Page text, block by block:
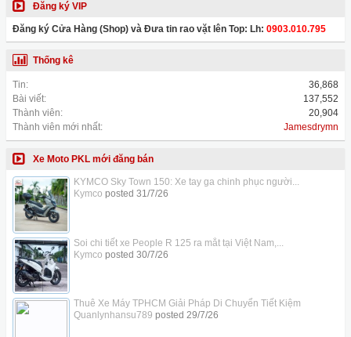
Đăng ký VIP
Đăng ký Cửa Hàng (Shop) và Đưa tin rao vặt lên Top: Lh: 0903.010.795
Thống kê
Tin:
36,868
Bài viết:
137,552
Thành viên:
20,904
Thành viên mới nhất:
Jamesdrymn
Xe Moto PKL mới đăng bán
KYMCO Sky Town 150: Xe tay ga chinh phục người...
Kymco posted 31/7/26
Soi chi tiết xe People R 125 ra mắt tại Việt Nam,...
Kymco posted 30/7/26
Thuê Xe Máy TPHCM Giải Pháp Di Chuyển Tiết Kiệm
Quanlynhansu789 posted 29/7/26